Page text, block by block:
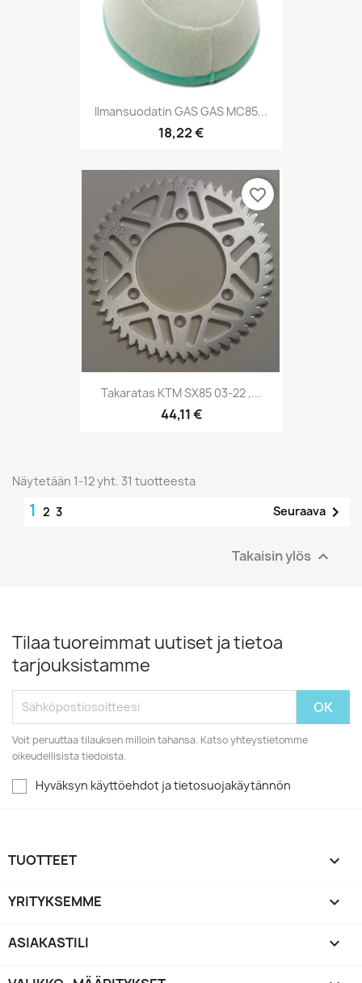
Ilmansuodatin GAS GAS MC85...
18,22 €
Takaratas KTM SX85 03-22 ,...
44,11 €
favorite_border
Näytetään 1-12 yht. 31 tuotteesta
1 2 3 Seuraava 
Takaisin ylös 
Tilaa tuoreimmat uutiset ja tietoa
tarjouksistamme
Voit peruuttaa tilauksen milloin tahansa. Katso yhteystietomme
oikeudellisista tiedoista.
Hyväksyn käyttöehdot ja tietosuojakäytännön
TUOTTEET 
YRITYKSEMME 
ASIAKASTILI 